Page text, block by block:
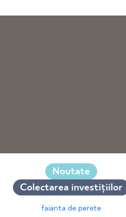
Noutate
Colectarea investițiilor
faianta de perete